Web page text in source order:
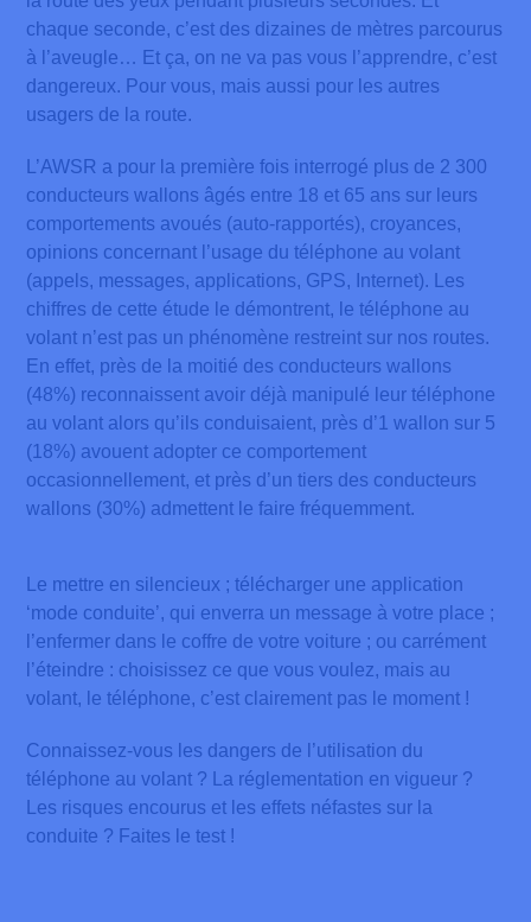
chaque seconde, c’est des dizaines de mètres parcourus
à l’aveugle… Et ça, on ne va pas vous l’apprendre, c’est
dangereux. Pour vous, mais aussi pour les autres
usagers de la route.
L’AWSR a pour la première fois interrogé plus de 2 300
conducteurs wallons âgés entre 18 et 65 ans sur leurs
comportements avoués (auto-rapportés), croyances,
opinions concernant l’usage du téléphone au volant
(appels, messages, applications, GPS, Internet). Les
chiffres de cette étude le démontrent, le téléphone au
volant n’est pas un phénomène restreint sur nos routes.
En effet, près de la moitié des conducteurs wallons
(48%) reconnaissent avoir déjà manipulé leur téléphone
au volant alors qu’ils conduisaient, près d’1 wallon sur 5
(18%) avouent adopter ce comportement
occasionnellement, et près d’un tiers des conducteurs
wallons (30%) admettent le faire fréquemment.
Le mettre en silencieux ; télécharger une application
‘mode conduite’, qui enverra un message à votre place ;
l’enfermer dans le coffre de votre voiture ; ou carrément
l’éteindre : choisissez ce que vous voulez, mais au
volant, le téléphone, c’est clairement pas le moment !
Connaissez-vous les dangers de l’utilisation du
téléphone au volant ? La réglementation en vigueur ?
Les risques encourus et les effets néfastes sur la
conduite ? Faites le test !